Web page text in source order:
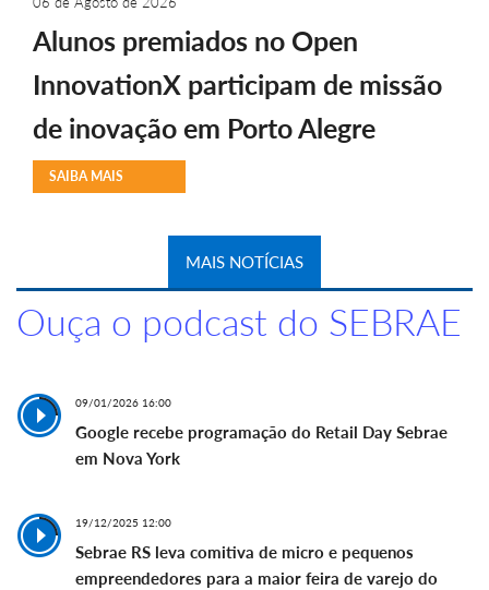
Alunos premiados no Open
InnovationX participam de missão
de inovação em Porto Alegre
SAIBA MAIS
MAIS NOTÍCIAS
Ouça o podcast do SEBRAE
09/01/2026 16:00
Google recebe programação do Retail Day Sebrae
em Nova York
19/12/2025 12:00
Sebrae RS leva comitiva de micro e pequenos
empreendedores para a maior feira de varejo do